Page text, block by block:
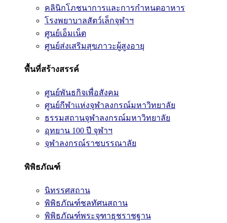
คลินิกโภชนาการและการกำหนดอาหาร
โรงพยาบาลสัตว์เล็กจุฬาฯ
ศูนย์เอ็มเน็ต
ศูนย์ส่งเสริมสุขภาวะผู้สูงอายุ
พื้นที่สร้างสรรค์
ศูนย์พันธกิจเพื่อสังคม
ศูนย์กีฬาแห่งจุฬาลงกรณ์มหาวิทยาลัย
ธรรมสถานจุฬาลงกรณ์มหาวิทยาลัย
อุทยาน 100 ปี จุฬาฯ
จุฬาลงกรณ์ราชบรรณาลัย
พิพิธภัณฑ์
นิทรรศสถาน
พิพิธภัณฑ์ชลทัศนสถาน
พิพิธภัณฑ์พระจุฑาธุชราชฐาน